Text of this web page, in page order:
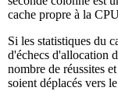
cache propre à la
Si les statistiques du
d'échecs d'allocation
nombre de réussites
soient déplacés vers